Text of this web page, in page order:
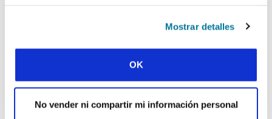
Mostrar detalles
OK
No vender ni compartir mi información personal
Cada semana, IFES envía un breve correo electrónico con historias
de los movimientos estudiantiles y el ministerio de IFES de todo el